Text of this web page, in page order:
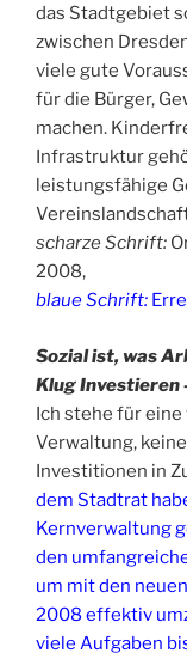
das Stadtgebiet
zwischen
viele gute
für die Bürger,
machen.
Infrastruktur
leistungsfähige
scharze Schrift:
2008,
blaue Schrift:
Sozial ist, was
Klug Investieren
Ich stehe für
Verwaltung,
Investitionen in
dem Stadtrat
Kernverwaltung
den
um mit den
2008 effektiv
viele Aufgaben